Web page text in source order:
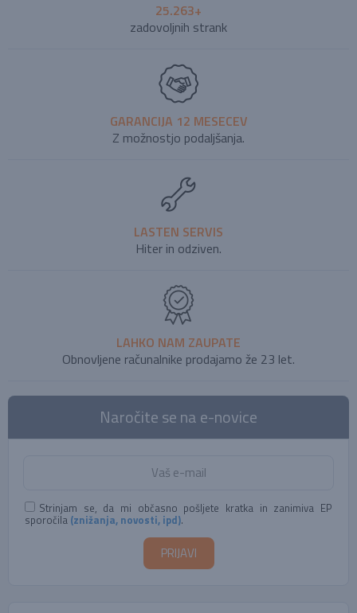
25.263+
zadovoljnih strank
GARANCIJA 12 MESECEV
Z možnostjo podaljšanja.
LASTEN SERVIS
Hiter in odziven.
LAHKO NAM ZAUPATE
Obnovljene računalnike prodajamo že 23 let.
Naročite se na e-novice
Strinjam se, da mi občasno pošljete kratka in zanimiva EP
sporočila (znižanja, novosti, ipd).